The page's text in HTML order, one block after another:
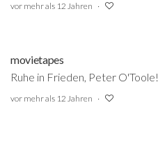
vor mehr als 12 Jahren
movietapes
Ruhe in Frieden, Peter O'Toole!
vor mehr als 12 Jahren